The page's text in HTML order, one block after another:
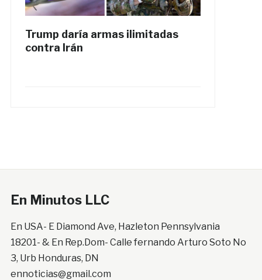
Trump daría armas ilimitadas
contra Irán
En Minutos LLC
En USA- E Diamond Ave, Hazleton Pennsylvania
18201- & En Rep.Dom- Calle fernando Arturo Soto No
3, Urb Honduras, DN
ennoticias@gmail.com